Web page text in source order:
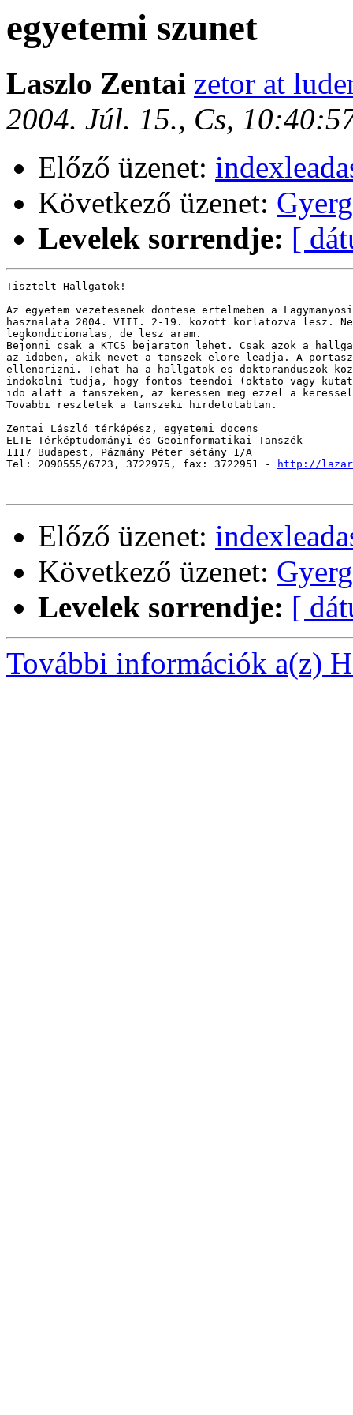
egyetemi szunet
Laszlo Zentai zetor at
2004. Júl. 15., Cs,
Előző üzenet:
Következő üzenet:
Levelek sorrendje: [
Tisztelt Hallgatok!
Az egyetem vezetesenek dontese ertelmeben a
hasznalata 2004. VIII. 2-19. kozott korlatozva lesz.
legkondicionalas, de lesz aram.
Bejonni csak a KTCS bejaraton lehet. Csak azok a
az idoben, akik nevet a tanszek elore leadja. A
ellenorizni. Tehat ha a hallgatok es doktoranduszok
indokolni tudja, hogy fontos teendoi (oktato vagy
ido alatt a tanszeken, az keressen meg ezzel a keressel
Tovabbi reszletek a tanszeki hirdetotablan.
Zentai László térképész, egyetemi docens
ELTE Térképtudományi és Geoinformatikai Tanszék
1117 Budapest, Pázmány Péter sétány 1/A
Tel: 2090555/6723, 3722975, fax: 3722951 -
http://
Előző üzenet:
Következő üzenet:
Levelek sorrendje: [
További információk a(z)